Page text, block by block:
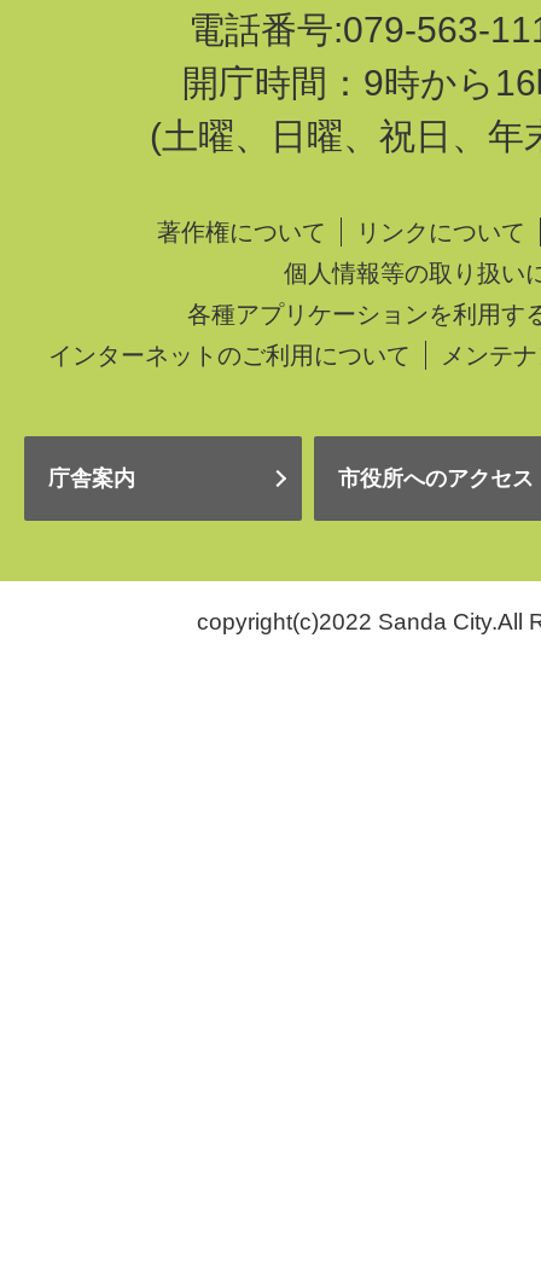
電話番号:079-563-
開庁時間：9時から
(土曜、日曜、祝日、年
著作権について
リンクについて
個人情報等の取り扱い
各種アプリケーションを利用す
インターネットのご利用について
メンテ
庁舎案内 市役所へのアクセス
copyright(c)2022 Sanda City.All